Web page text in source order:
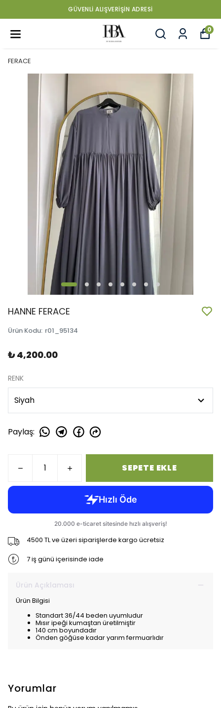
GÜVENLİ ALIŞVERİŞİN ADRESİ
0
FERACE
HANNE FERACE
Ürün Kodu: r01_95134
₺ 4,200.00
RENK
Paylaş:
SEPETE EKLE
4500 TL ve üzeri siparişlerde kargo ücretsiz
7 iş günü içerisinde iade
Ürün Açıklaması
Ürün Bilgisi
Standart 36/44 beden uyumludur
Mısır ipeği kumaştan üretilmiştir
140 cm boyundadır
Önden göğüse kadar yarım fermuarlıdır
Yorumlar